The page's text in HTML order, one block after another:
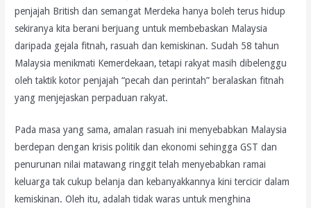
penjajah British dan semangat Merdeka hanya boleh terus hidup
sekiranya kita berani berjuang untuk membebaskan Malaysia
daripada gejala fitnah, rasuah dan kemiskinan. Sudah 58 tahun
Malaysia menikmati Kemerdekaan, tetapi rakyat masih dibelenggu
oleh taktik kotor penjajah “pecah dan perintah” beralaskan fitnah
yang menjejaskan perpaduan rakyat.
Pada masa yang sama, amalan rasuah ini menyebabkan Malaysia
berdepan dengan krisis politik dan ekonomi sehingga GST dan
penurunan nilai matawang ringgit telah menyebabkan ramai
keluarga tak cukup belanja dan kebanyakkannya kini tercicir dalam
kemiskinan. Oleh itu, adalah tidak waras untuk menghina